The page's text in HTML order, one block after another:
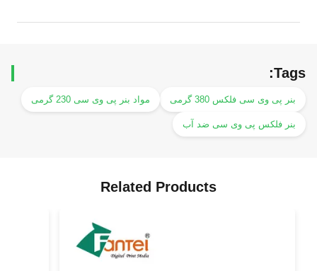
پی وی سی فلکس 380 گرمی مواد بنر پی وی سی 230 گرمی
فلکس پی وی سی ضد آب
Related Products